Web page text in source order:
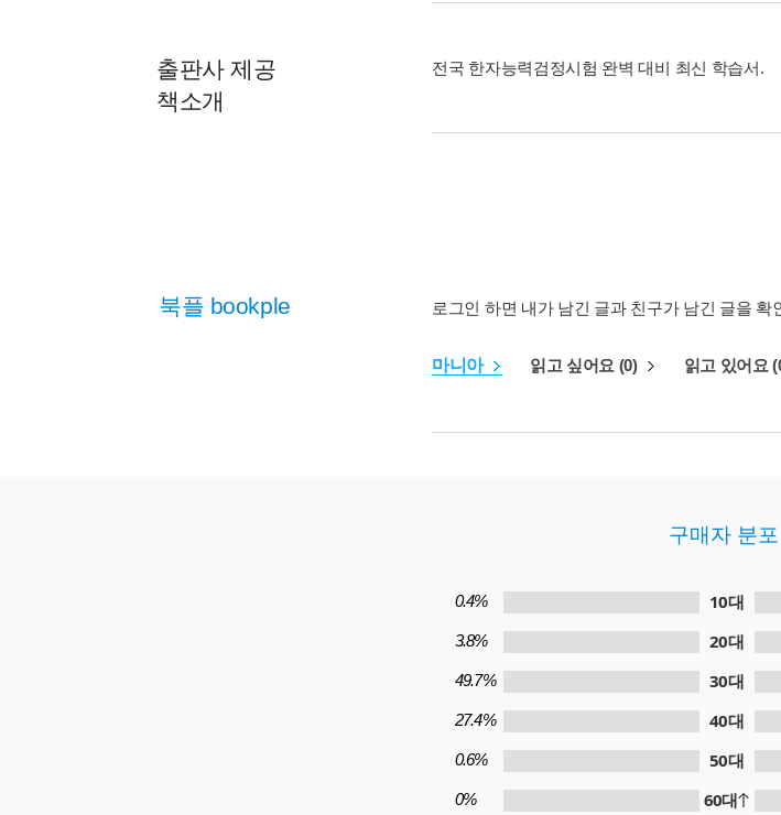
출판사 제공
책소개
전국 한자능력검정시험 완벽 대비 최신 학습서.
북플 bookple 로그인 하면 내가 남긴 글과 친구가 남긴 글을 확
마니아 읽고 싶어요 (0) 읽고 있어요
구매자 분포
0.4% 10대
3.8% 20대
49.7% 30대
27.4% 40대
0.6% 50대
0% 60대